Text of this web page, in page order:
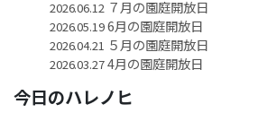
2026.06.12 ７月の園庭開放日
2026.05.196月の園庭開放日
2026.04.21 ５月の園庭開放日
2026.03.274月の園庭開放日
今日のハレノヒ